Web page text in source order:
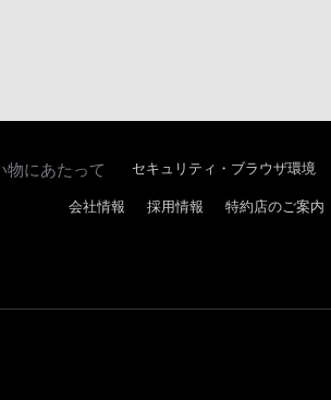
物にあたって セキュリティ・ブラウザ環境
会社情報 採用情報 特約店のご案内